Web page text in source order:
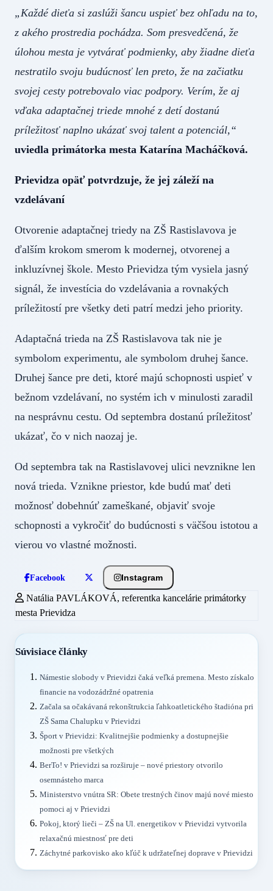
„Každé dieťa si zaslúži šancu uspieť bez ohľadu na to,
z akého prostredia pochádza. Som presvedčená, že
úlohou mesta je vytvárať podmienky, aby žiadne dieťa
nestratilo svoju budúcnosť len preto, že na začiatku
svojej cesty potrebovalo viac podpory. Verím, že aj
vďaka adaptačnej triede mnohé z detí dostanú
príležitosť naplno ukázať svoj talent a potenciál,“
uviedla primátorka mesta Katarína Macháčková.
Prievidza opäť potvrdzuje, že jej záleží na
vzdelávaní
Otvorenie adaptačnej triedy na ZŠ Rastislavova je
ďalším krokom smerom k modernej, otvorenej a
inkluzívnej škole. Mesto Prievidza tým vysiela jasný
signál, že investícia do vzdelávania a rovnakých
príležitostí pre všetky deti patrí medzi jeho priority.
Adaptačná trieda na ZŠ Rastislavova tak nie je
symbolom experimentu, ale symbolom druhej šance.
Druhej šance pre deti, ktoré majú schopnosti uspieť v
bežnom vzdelávaní, no systém ich v minulosti zaradil
na nesprávnu cestu. Od septembra dostanú príležitosť
ukázať, čo v nich naozaj je.
Od septembra tak na Rastislavovej ulici nevznikne len
nová trieda. Vznikne priestor, kde budú mať deti
možnosť dobehnúť zameškané, objaviť svoje
schopnosti a vykročiť do budúcnosti s väčšou istotou a
vierou vo vlastné možnosti.
Facebook Instagram
Natália PAVLÁKOVÁ, referentka kancelárie primátorky
mesta Prievidza
Súvisiace články
Námestie slobody v Prievidzi čaká veľká premena. Mesto získalo
financie na vodozádržné opatrenia
Začala sa očakávaná rekonštrukcia ľahkoatletického štadióna pri
ZŠ Sama Chalupku v Prievidzi
Šport v Prievidzi: Kvalitnejšie podmienky a dostupnejšie
možnosti pre všetkých
BerTo! v Prievidzi sa rozširuje – nové priestory otvorilo
osemnásteho marca
Ministerstvo vnútra SR: Obete trestných činov majú nové miesto
pomoci aj v Prievidzi
Pokoj, ktorý lieči – ZŠ na Ul. energetikov v Prievidzi vytvorila
relaxačnú miestnosť pre deti
Záchytné parkovisko ako kľúč k udržateľnej doprave v Prievidzi